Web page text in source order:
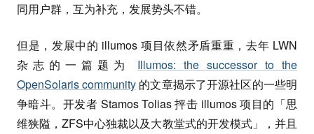
同用户群，互为补充，发展势头不错。
但是，发展中的 illumos 项目依然矛盾重重，去年 LWN
杂志的一篇题为 Illumos: the successor to the
OpenSolaris community 的文章揭示了开源社区的一些明
争暗斗。开发者 Stamos Tolias 抨击 illumos 项目的「思
维狭隘，ZFS中心独裁以及大教堂式的开发模式」，并且